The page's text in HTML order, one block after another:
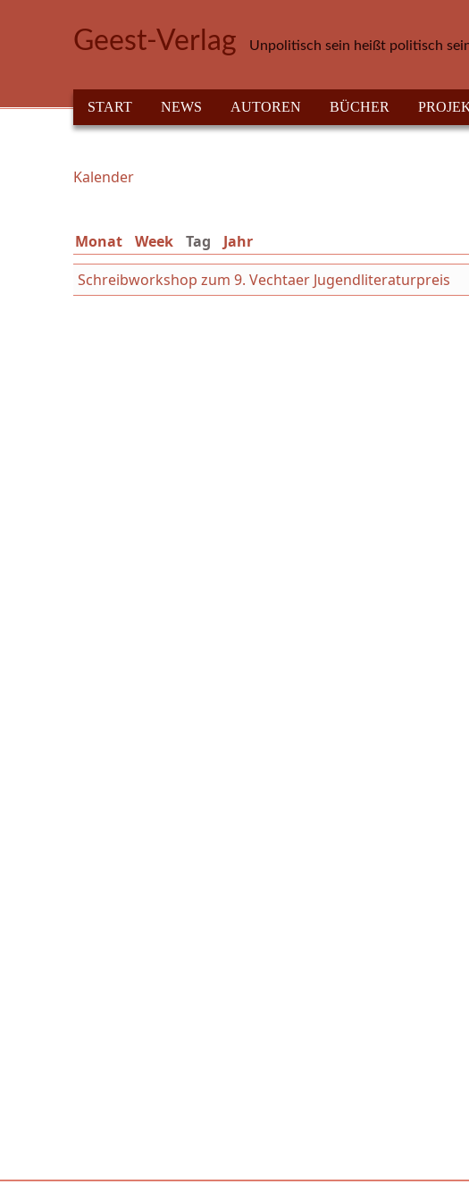
Geest-Verlag Unpolitisch sein heißt politisch
HAUPTMENÜ
START NEWS AUTOREN BÜCHER
Sie sind hier
Kalender
Monat Week Tag (aktiver Reiter)
Jahr
Schreibworkshop zum 9. Vechtaer Jugendliteraturpreis